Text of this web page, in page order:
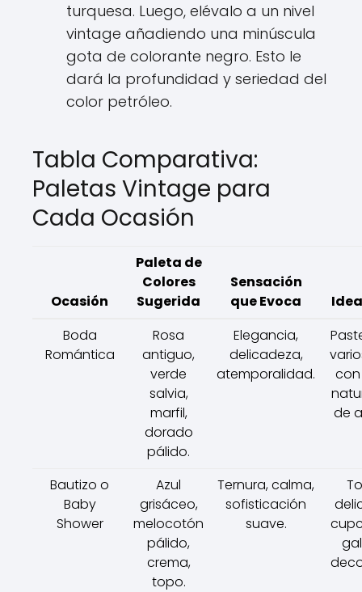
turquesa. Luego, elévalo a un nivel
vintage añadiendo una minúscula
gota de colorante negro. Esto le
dará la profundidad y seriedad del
color petróleo.
Tabla Comparativa:
Paletas Vintage para
Cada Ocasión
Ocasión
Paleta de
Colores
Sugerida
Sensación
que Evoca
Boda
Romántica
Rosa
antiguo,
verde
salvia,
marfil,
dorado
pálido.
Elegancia,
delicadeza,
atemporalidad.
de
Bautizo o
Baby
Shower
Azul
grisáceo,
melocotón
pálido,
crema,
topo.
Ternura, calma,
sofisticación
suave.